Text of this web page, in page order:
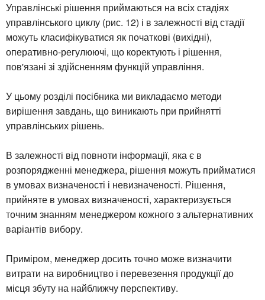
Управлінські рішення приймаються на всіх стадіях
управлінського циклу (рис. 12) і в залежності від стадії
можуть класифікуватися як початкові (вихідні),
оперативно-регулюючі, що коректують і рішення,
пов'язані зі здійсненням функцій управління.
У цьому розділі посібника ми викладаємо методи
вирішення завдань, що виникають при прийнятті
управлінських рішень.
В залежності від повноти інформації, яка є в
розпорядженні менеджера, рішення можуть прийматися
в умовах визначеності і невизначеності. Рішення,
прийняте в умовах визначеності, характеризується
точним знанням менеджером кожного з альтернативних
варіантів вибору.
Приміром, менеджер досить точно може визначити
витрати на виробництво і перевезення продукції до
місця збуту на найближчу перспективу.